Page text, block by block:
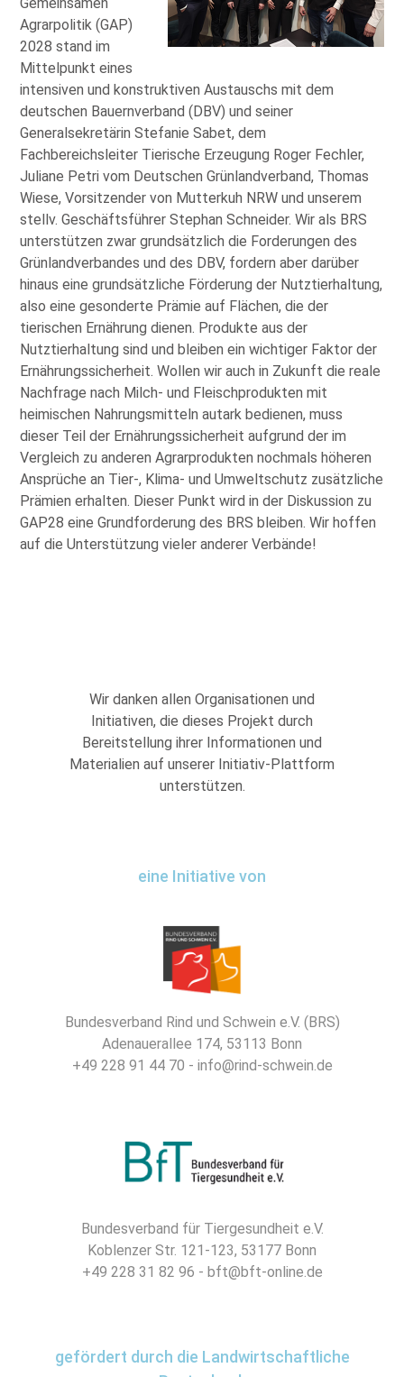
Agrarpolitik (GAP)
2028 stand im
Mittelpunkt eines
intensiven und konstruktiven Austauschs mit dem
deutschen Bauernverband (DBV) und seiner
Generalsekretärin Stefanie Sabet, dem
Fachbereichsleiter Tierische Erzeugung Roger Fechler,
Juliane Petri vom Deutschen Grünlandverband, Thomas
Wiese, Vorsitzender von Mutterkuh NRW und unserem
stellv. Geschäftsführer Stephan Schneider. Wir als BRS
unterstützen zwar grundsätzlich die Forderungen des
Grünlandverbandes und des DBV, fordern aber darüber
hinaus eine grundsätzliche Förderung der Nutztierhaltung,
also eine gesonderte Prämie auf Flächen, die der
tierischen Ernährung dienen. Produkte aus der
Nutztierhaltung sind und bleiben ein wichtiger Faktor der
Ernährungssicherheit. Wollen wir auch in Zukunft die reale
Nachfrage nach Milch- und Fleischprodukten mit
heimischen Nahrungsmitteln autark bedienen, muss
dieser Teil der Ernährungssicherheit aufgrund der im
Vergleich zu anderen Agrarprodukten nochmals höheren
Ansprüche an Tier-, Klima- und Umweltschutz zusätzliche
Prämien erhalten. Dieser Punkt wird in der Diskussion zu
GAP28 eine Grundforderung des BRS bleiben. Wir hoffen
auf die Unterstützung vieler anderer Verbände!
Wir danken allen Organisationen und
Initiativen, die dieses Projekt durch
Bereitstellung ihrer Informationen und
Materialien auf unserer Initiativ-Plattform
unterstützen.
eine Initiative von
Bundesverband Rind und Schwein e.V. (BRS)
Adenauerallee 174, 53113 Bonn
+49 228 91 44 70 - info@rind-schwein.de
Bundesverband für Tiergesundheit e.V.
Koblenzer Str. 121-123, 53177 Bonn
+49 228 31 82 96 - bft@bft-online.de
gefördert durch die Landwirtschaftliche